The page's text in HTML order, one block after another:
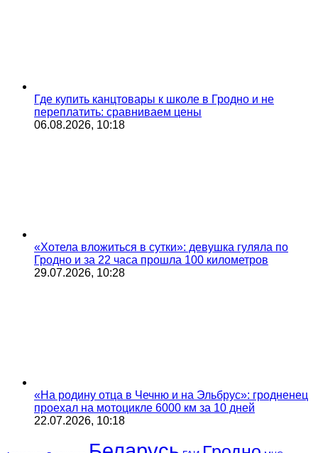
Где купить канцтовары к школе в Гродно и не
переплатить: сравниваем цены
06.08.2026, 10:18
«Хотела вложиться в сутки»: девушка гуляла по
Гродно и за 22 часа прошла 100 километров
29.07.2026, 10:28
«На родину отца в Чечню и на Эльбрус»: гродненец
проехал на мотоцикле 6000 км за 10 дней
22.07.2026, 10:18